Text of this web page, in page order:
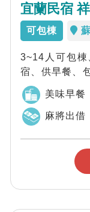
宜蘭民宿
可包棟
3~14人可包
宿、供早餐、
米特米食文化
美味早餐
麻將出借